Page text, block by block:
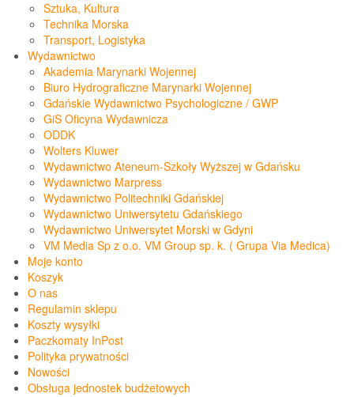
Sztuka, Kultura
Technika Morska
Transport, Logistyka
Wydawnictwo
Akademia Marynarki Wojennej
Biuro Hydrograficzne Marynarki Wojennej
Gdańskie Wydawnictwo Psychologiczne / GWP
GiS Oficyna Wydawnicza
ODDK
Wolters Kluwer
Wydawnictwo Ateneum-Szkoły Wyższej w Gdańsku
Wydawnictwo Marpress
Wydawnictwo Politechniki Gdańskiej
Wydawnictwo Uniwersytetu Gdańskiego
Wydawnictwo Uniwersytet Morski w Gdyni
VM Media Sp z o.o. VM Group sp. k. ( Grupa Via Medica)
Moje konto
Koszyk
O nas
Regulamin sklepu
Koszty wysyłki
Paczkomaty InPost
Polityka prywatności
Nowości
Obsługa jednostek budżetowych